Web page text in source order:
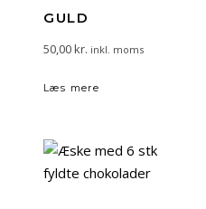
GULD
50,00kr. inkl. moms
Læs mere